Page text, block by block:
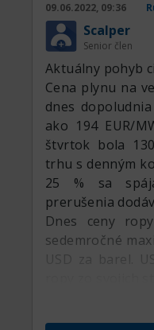
špekulatívnych
za uhlíkové
1.3.2022 pričom
takmer 97 EUR/t.
09.06.2022, 09:36
Scalper
Senior člen
Aktuálny pohyb
Cena plynu na
dnes
ako 194 EUR/
štvrtok bola
trhu s denným
25 % sa
prerušenia
Dnes ceny
sedemročné
USD za barel.